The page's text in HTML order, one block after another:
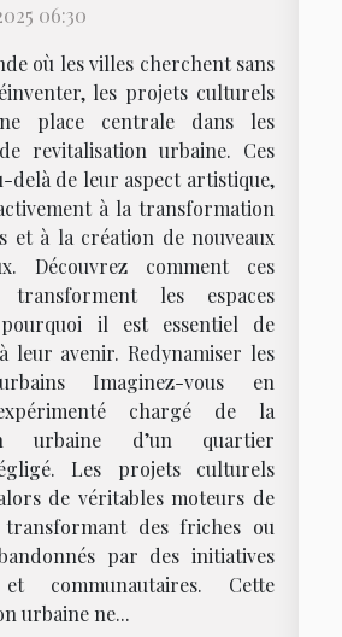
06:30
où les villes cherchent sans
les projets culturels
place centrale dans les
revitalisation urbaine. Ces
delà de leur aspect artistique,
à la transformation
et à la création de nouveaux
Découvrez comment ces
transforment les espaces
il est essentiel de
leur avenir. Redynamiser les
Imaginez-vous en
chargé de la
urbaine d’un quartier
Les projets culturels
de véritables moteurs de
transformant des friches ou
par des initiatives
communautaires. Cette
urbaine ne...